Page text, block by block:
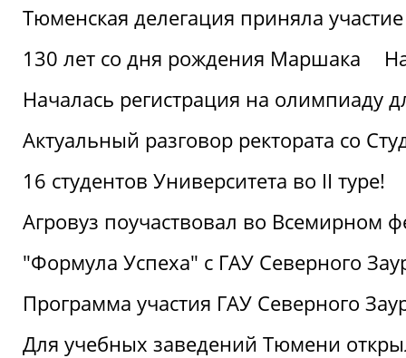
Тюменская делегация приняла
130 лет со дня рождения Маршака
Началась регистрация на олимпиаду
Актуальный разговор ректората со
16 студентов Университета во II туре!
Агровуз поучаствовал во Всемирном
"Формула Успеха" с ГАУ Северного
Программа участия ГАУ Северного
Для учебных заведений Тюмени